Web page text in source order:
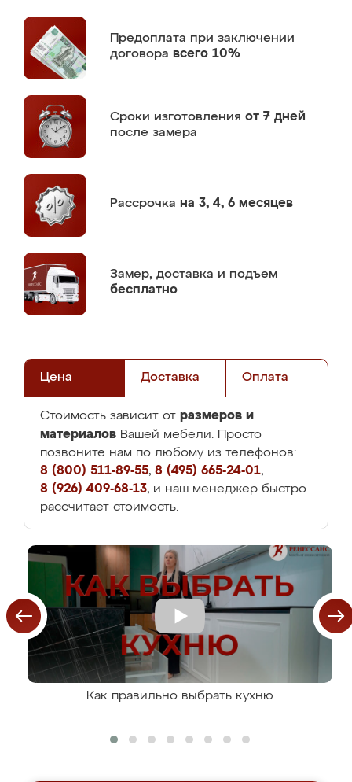
Предоплата при заключении
договора всего 10%
Сроки изготовления от 7 дней
после замера
Рассрочка на 3, 4, 6 месяцев
Замер, доставка и подъем
бесплатно
Цена Доставка Оплата
Стоимость зависит от размеров и
материалов Вашей мебели. Просто
позвоните нам по любому из телефонов:
8 (800) 511-89-55, 8 (495) 665-24-01,
8 (926) 409-68-13, и наш менеджер быстро
рассчитает стоимость.
Как правильно выбрать кухню